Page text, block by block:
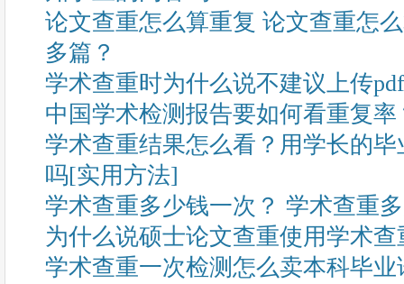
论文查重怎么算重复 论文查重怎
多篇？
学术查重时为什么说不建议上传
中国学术检测报告要如何看重复率
学术查重结果怎么看？用学长的
吗[实用方法]
学术查重多少钱一次？ 学术查重
为什么说硕士论文查重使用学术
学术查重一次检测怎么卖本科毕业